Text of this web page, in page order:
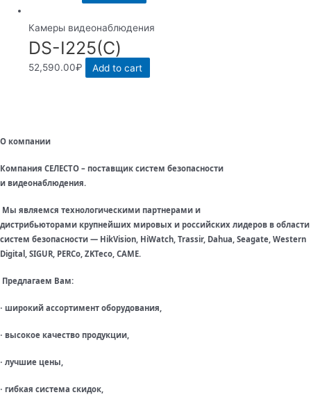
Камеры видеонаблюдения
DS-I225(С)
52,590.00₽ Add to cart
О компании
Компания СЕЛЕСТО – поставщик систем безопасности
и видеонаблюдения.
Мы являемся технологическими партнерами и
дистрибьюторами крупнейших мировых и российских лидеров в области
систем безопасности — HikVision, HiWatch, Trassir, Dahua, Seagate, Western
Digital, SIGUR, PERCo, ZKTeco, CAME.
Предлагаем Вам:
· широкий ассортимент оборудования,
· высокое качество продукции,
· лучшие цены,
· гибкая система скидок,